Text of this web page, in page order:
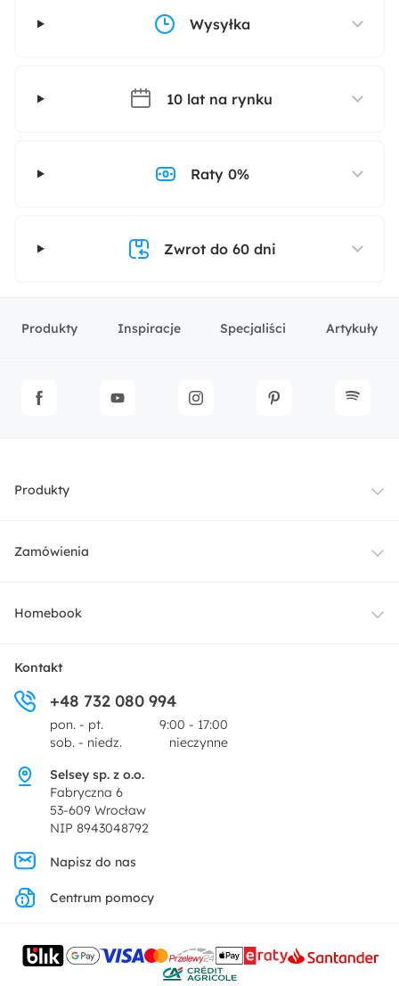
Wysyłka
10 lat na rynku
Raty 0%
Zwrot do 60 dni
Produkty Inspiracje Specjaliści Artykuły
Produkty
Meble
Dekoracje i akcesoria
Promocje
Zamówienia
Dostawa
Zwroty
Pytania i odpowiedzi
Homebook
O nas
Centrum prasowe
Regulamin
Polityka prywatności
Ustawienia prywatności
Kontakt
Kontakt
+48 732 080 994
pon. - pt.
9:00 - 17:00
sob. - niedz.
nieczynne
Selsey sp. z o.o.
Fabryczna 6
53-609 Wrocław
NIP 8943048792
Napisz do nas
Centrum pomocy